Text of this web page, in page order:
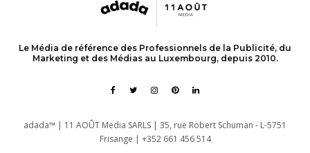
Le Média de référence des Professionnels de la Publicité, du
Marketing et des Médias au Luxembourg, depuis 2010.
adada™ | 11 AOÛT Media SARLS | 35, rue Robert Schuman - L-5751
Frisange | +352 661 456 514